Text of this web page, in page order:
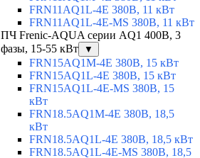
FRN11AQ1L-4E 380В, 11 кВт
FRN11AQ1L-4E-MS 380В, 11 кВт
ПЧ Frenic-AQUA серии AQ1 400В, 3
фазы, 15-55 кВт
▼
FRN15AQ1M-4E 380В, 15 кВт
FRN15AQ1L-4E 380В, 15 кВт
FRN15AQ1L-4E-MS 380В, 15
кВт
FRN18.5AQ1M-4E 380В, 18,5
кВт
FRN18.5AQ1L-4E 380В, 18,5 кВт
FRN18.5AQ1L-4E-MS 380В, 18,5